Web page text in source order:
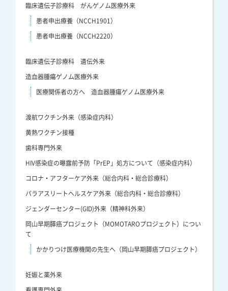
臨床遺伝子診療科 がんゲノム医療外来
患者申出療養（NCCH1901）
患者申出療養（NCCH2220）
臨床遺伝子診療科 遺伝外来
造血器腫瘍ゲノム医療外来
医療関係者の方へ 造血器腫瘍ゲノム医療外来
渡航ワクチン外来（感染症内科）
黄熱ワクチン接種
歯科専門外来
HIV感染症の曝露前予防「PrEP」処方について（感染症内科）
コロナ・アフターケア外来（総合内科・総合診療科）
パラアスリートヘルスケア外来（総合内科・総合診療科）
ジェンダーセンター(GID)外来（精神科外来）
岡山早期膵癌プロジェクト（MOMOTAROプロジェクト）につい
て
かかりつけ医療機関の先生へ（岡山早期膵癌プロジェクト）
妊娠と薬外来